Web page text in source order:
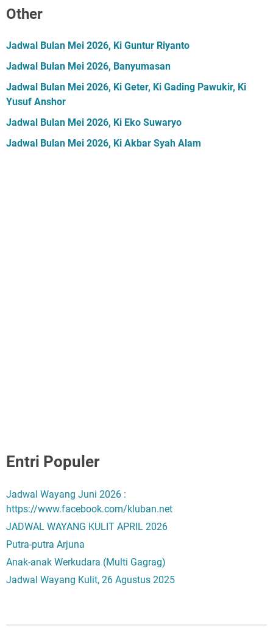
Other
Jadwal Bulan Mei 2026, Ki Guntur Riyanto
Jadwal Bulan Mei 2026, Banyumasan
Jadwal Bulan Mei 2026, Ki Geter, Ki Gading Pawukir, Ki
Yusuf Anshor
Jadwal Bulan Mei 2026, Ki Eko Suwaryo
Jadwal Bulan Mei 2026, Ki Akbar Syah Alam
Entri Populer
Jadwal Wayang Juni 2026 :
https://www.facebook.com/kluban.net
JADWAL WAYANG KULIT APRIL 2026
Putra-putra Arjuna
Anak-anak Werkudara (Multi Gagrag)
Jadwal Wayang Kulit, 26 Agustus 2025